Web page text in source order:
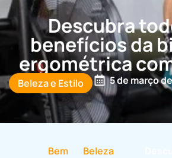
Descubra
benefícios da
ergométrica
Beleza e Estilo 5 de março
Bem
Beleza